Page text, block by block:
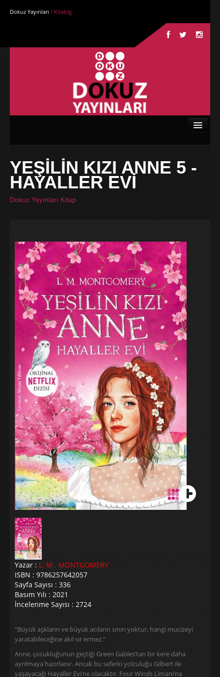
Dokuz Yayınları / Kitabig
Kurumsal
Kitaplar
Blog
İletişim
YEŞİLİN KIZI ANNE 5 -
HAYALLER EVİ
Dokuz Yayınları Kitap
Yazar : L. M . MONTGOMERY
ISBN : 9786257642057
Sayfa Sayısı : 336
Basım Yılı : 2021
İncelenme Sayısı : 2724
“Büyük aşkların ve büyük acıların sınırı yoktur, hangi mucizeyi
yaratabileceğine akıl sır ermez.”
Anne, çocukluğunun geçtiği Green Gables’tan bir kere daha
ayrılmaya hazırlanır. Ancak bu seferki yolculuğu Gilbert ile
yaşayacağı Hayaller Evi’ne olacaktır. Four Winds Limanı’na